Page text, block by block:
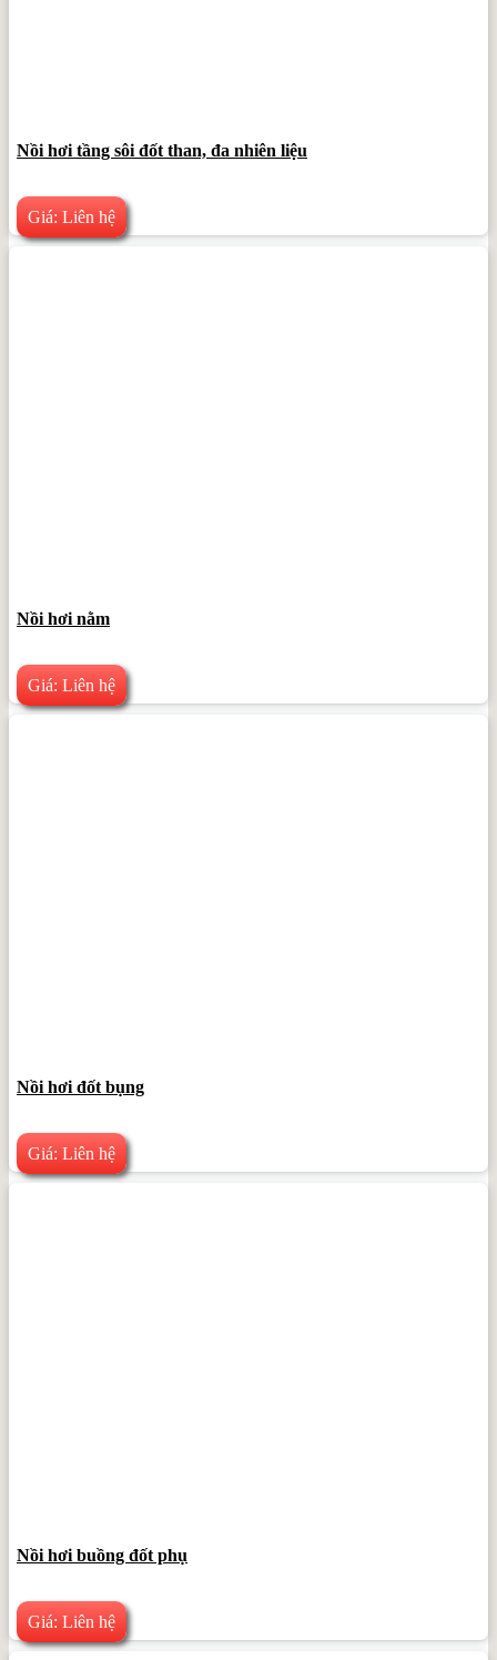
Nồi hơi tầng sôi đốt than, đa nhiên liệu
Giá: Liên hệ
Nồi hơi nằm
Giá: Liên hệ
Nồi hơi đốt bụng
Giá: Liên hệ
Nồi hơi buồng đốt phụ
Giá: Liên hệ